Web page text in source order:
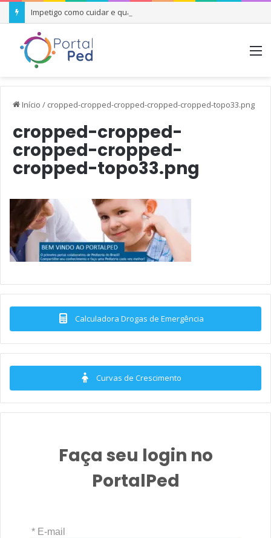
Impetigo como cuidar e quando se preocupar
Início / cropped-cropped-cropped-cropped-cropped-topo33.png
cropped-cropped-
cropped-cropped-
cropped-topo33.png
Calculadora Drogas de Emergência
Curvas de Crescimento
Faça seu login no
PortalPed
* E-mail